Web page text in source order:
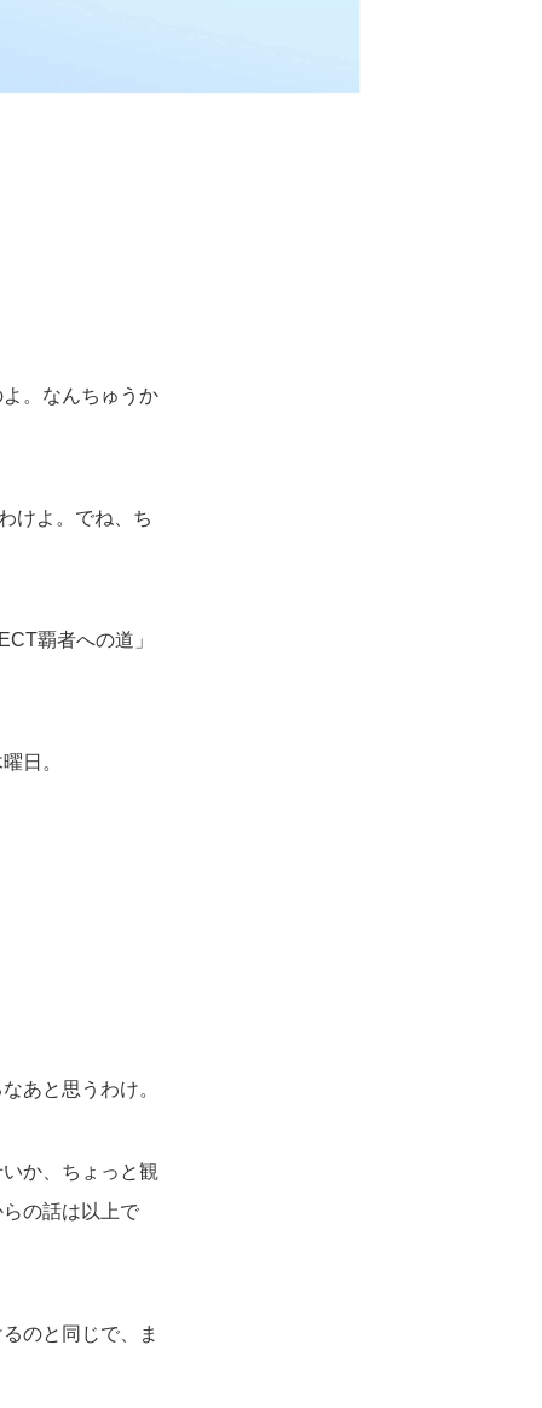
。なんちゅうか
けよ。でね、ち
覇者への道」
日。
あと思うわけ。
か、ちょっと観
の話は以上で
のと同じで、ま